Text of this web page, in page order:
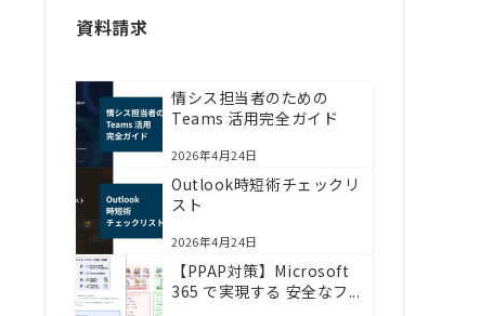
資料請求
情シス担当者のための
Teams 活用完全ガイド
2026年4月24日
Outlook時短術チェックリ
スト
2026年4月24日
【PPAP対策】Microsoft
365 で実現する 安全なフ...